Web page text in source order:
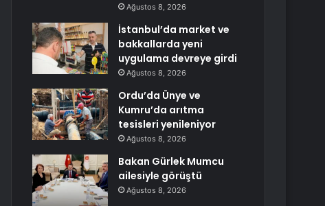
Ağustos 8, 2026
İstanbul’da market ve
bakkallarda yeni
uygulama devreye girdi
Ağustos 8, 2026
Ordu’da Ünye ve
Kumru’da arıtma
tesisleri yenileniyor
Ağustos 8, 2026
Bakan Gürlek Mumcu
ailesiyle görüştü
Ağustos 8, 2026